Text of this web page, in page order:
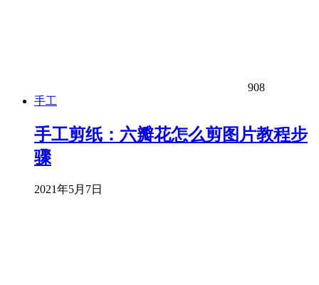
908
手工
手工剪纸：六瓣花怎么剪图片教程步
骤
2021年5月7日